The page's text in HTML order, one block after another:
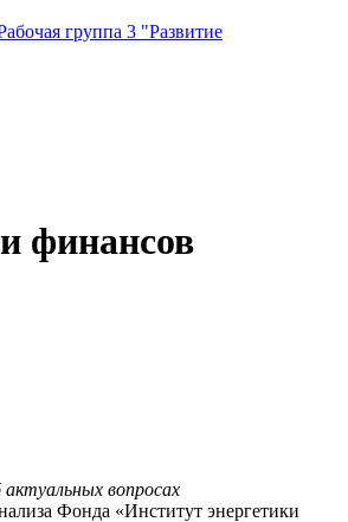
группа 3 "Развитие
финансов
вопросах
Фонда «Институт энергетики